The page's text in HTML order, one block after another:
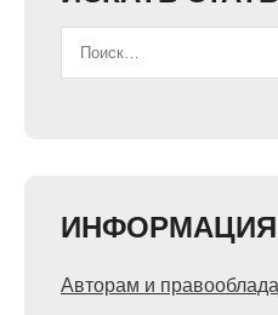
ИНФОРМАЦИЯ
Авторам и